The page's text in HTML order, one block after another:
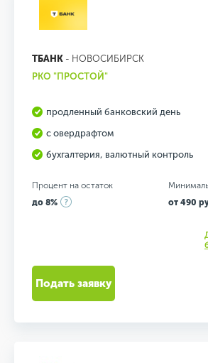
ТБАНК - НОВОСИБИРСК
РКО "ПРОСТОЙ"
продленный банковский день
с овердрафтом
бухгалтерия, валютный контроль
Процент на остаток
до 8%
от 490
Подать заявку